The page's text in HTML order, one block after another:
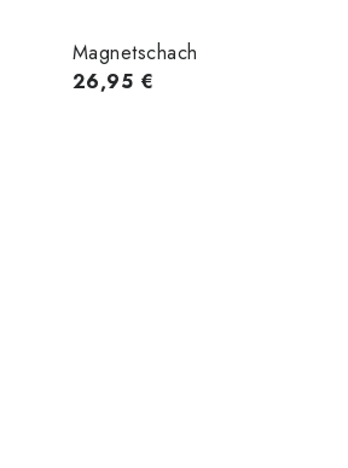
Magnetschach
26,95 €